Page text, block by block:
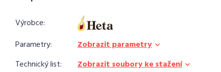
Výrobce:
Parametry:
Zobrazit parametry
Technický list:
Zobrazit soubory ke stažení